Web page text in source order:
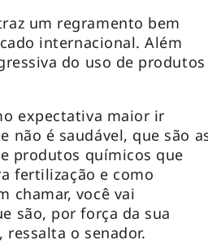
um regramento bem
internacional. Além
do uso de produtos
expectativa maior ir
é saudável, que são
produtos químicos que
fertilização e como
chamar, você vai
são, por força da sua
ressalta o senador.